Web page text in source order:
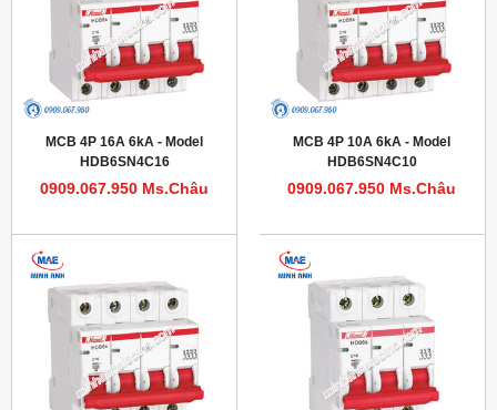
MCB 4P 16A 6kA - Model
HDB6SN4C16
0909.067.950 Ms.Châu
MCB 4P 10A 6kA - Model
HDB6SN4C10
0909.067.950 Ms.Châu